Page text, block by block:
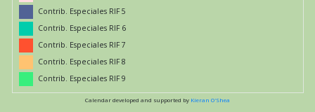
Contrib. Especiales RIF 5
Contrib. Especiales RIF 6
Contrib. Especiales RIF 7
Contrib. Especiales RIF 8
Contrib. Especiales RIF 9
Calendar developed and supported by Kieran O'Shea